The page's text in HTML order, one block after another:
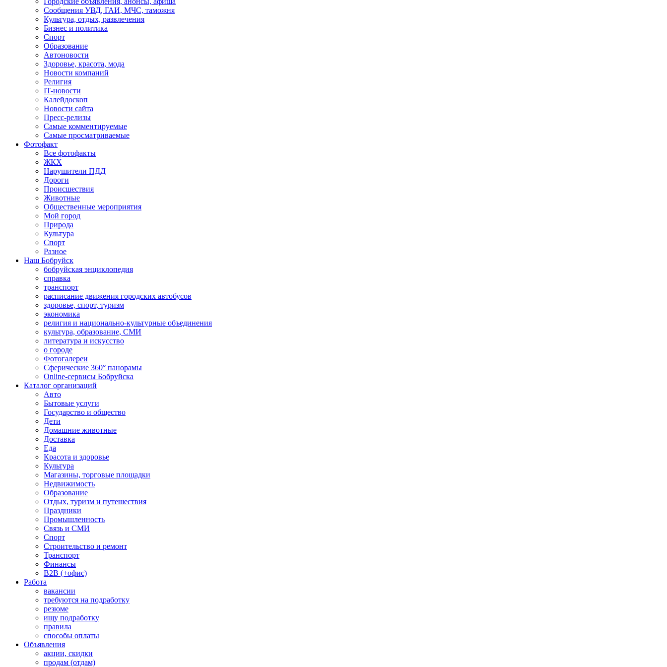
Сообщения УВД, ГАИ, МЧС, таможня
Культура, отдых, развлечения
Бизнес и политика
Спорт
Образование
Автоновости
Здоровье, красота, мода
Новости компаний
Религия
IT-новости
Калейдоскоп
Новости сайта
Пресс-релизы
Самые комментируемые
Самые просматриваемые
Фотофакт
Все фотофакты
ЖКХ
Нарушители ПДД
Дороги
Происшествия
Животные
Общественные мероприятия
Мой город
Природа
Культура
Спорт
Разное
Наш Бобруйск
бобруйская энциклопедия
справка
транспорт
расписание движения городских автобусов
здоровье, спорт, туризм
экономика
религия и национально-культурные объединения
культура, образование, СМИ
литература и искусство
о городе
Фотогалереи
Сферические 360° панорамы
Online-сервисы Бобруйска
Каталог организаций
Авто
Бытовые услуги
Государство и общество
Дети
Домашние животные
Доставка
Еда
Красота и здоровье
Культура
Магазины, торговые площадки
Недвижимость
Образование
Отдых, туризм и путешествия
Праздники
Промышленность
Связь и СМИ
Спорт
Строительство и ремонт
Транспорт
Финансы
B2B (+офис)
Работа
вакансии
требуются на подработку
резюме
ищу подработку
правила
способы оплаты
Объявления
акции, скидки
продам (отдам)